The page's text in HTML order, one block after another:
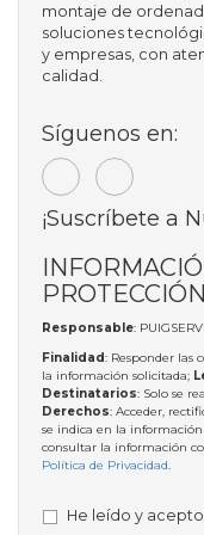
montaje de
soluciones
y empresas, con
calidad.
Síguenos en:
¡Suscríbete a
Responsable:
Finalidad: Responder las
la información solicitada;
Destinatarios: Solo se
Derechos: Acceder,
se indica en la
consultar la información
Política de Privacidad.
He leído y